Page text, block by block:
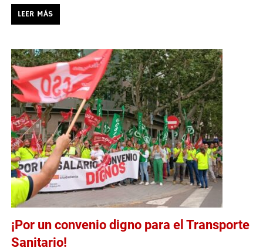
LEER MÁS
¡Por un convenio digno para el Transporte
Sanitario!